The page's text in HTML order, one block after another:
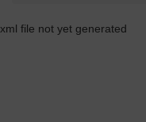
xml file not yet generated